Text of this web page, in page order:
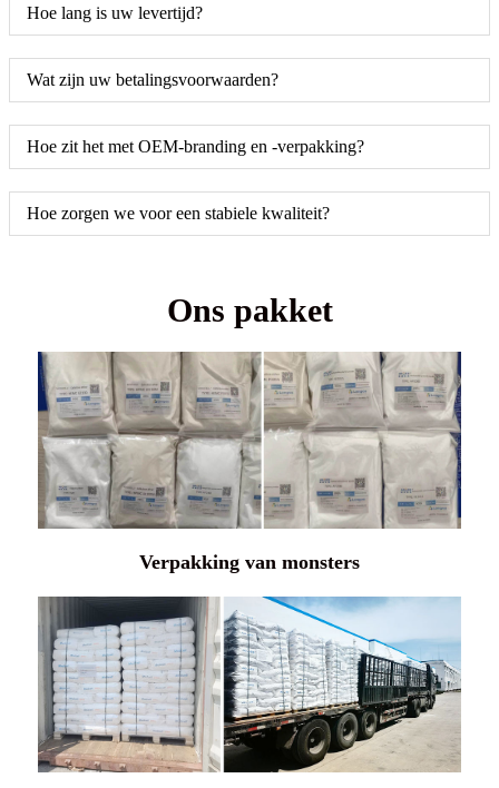
Hoe lang is uw levertijd?
Wat zijn uw betalingsvoorwaarden?
Hoe zit het met OEM-branding en -verpakking?
Hoe zorgen we voor een stabiele kwaliteit?
Ons pakket
Verpakking van monsters